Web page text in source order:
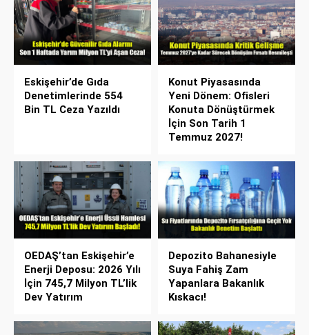
Eskişehir’de Gıda
Denetimlerinde 554
Bin TL Ceza Yazıldı
Konut Piyasasında
Yeni Dönem: Ofisleri
Konuta Dönüştürmek
İçin Son Tarih 1
Temmuz 2027!
OEDAŞ’tan Eskişehir’e
Enerji Deposu: 2026 Yılı
İçin 745,7 Milyon TL’lik
Dev Yatırım
Depozito Bahanesiyle
Suya Fahiş Zam
Yapanlara Bakanlık
Kıskacı!